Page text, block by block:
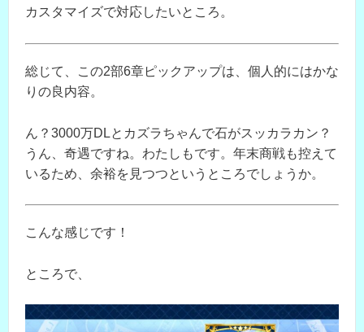
カスタマイズで対応したいところ。
総じて、この2部6章ピックアップは、個人的にはかな
りの良内容。
ん？3000万DLとカズラちゃんで石がスッカラカン？
うん、奇遇ですね。わたしもです。年末商戦も控えて
いるため、余裕を見つつというところでしょうか。
こんな感じです！
ところで、